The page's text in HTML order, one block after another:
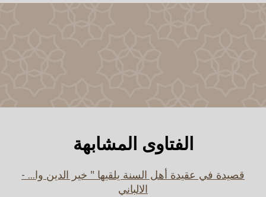
الفتاوى المشابهة
قصيدة في عقيدة أهل السنة يلقيها " خير الدين وا... -
الالباني